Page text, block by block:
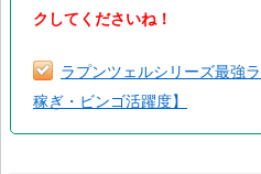
クしてくださいね！
ラプンツェルシリーズ最強
稼ぎ・ビンゴ活躍度】